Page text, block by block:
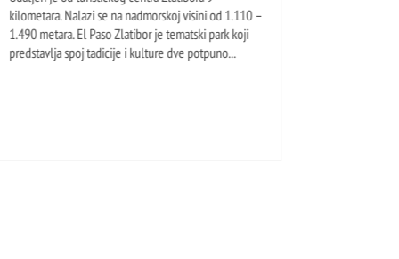
kilometara. Nalazi se na nadmorskoj visini od 1.110 –
1.490 metara. El Paso Zlatibor je tematski park koji
predstavlja spoj tadicije i kulture dve potpuno...